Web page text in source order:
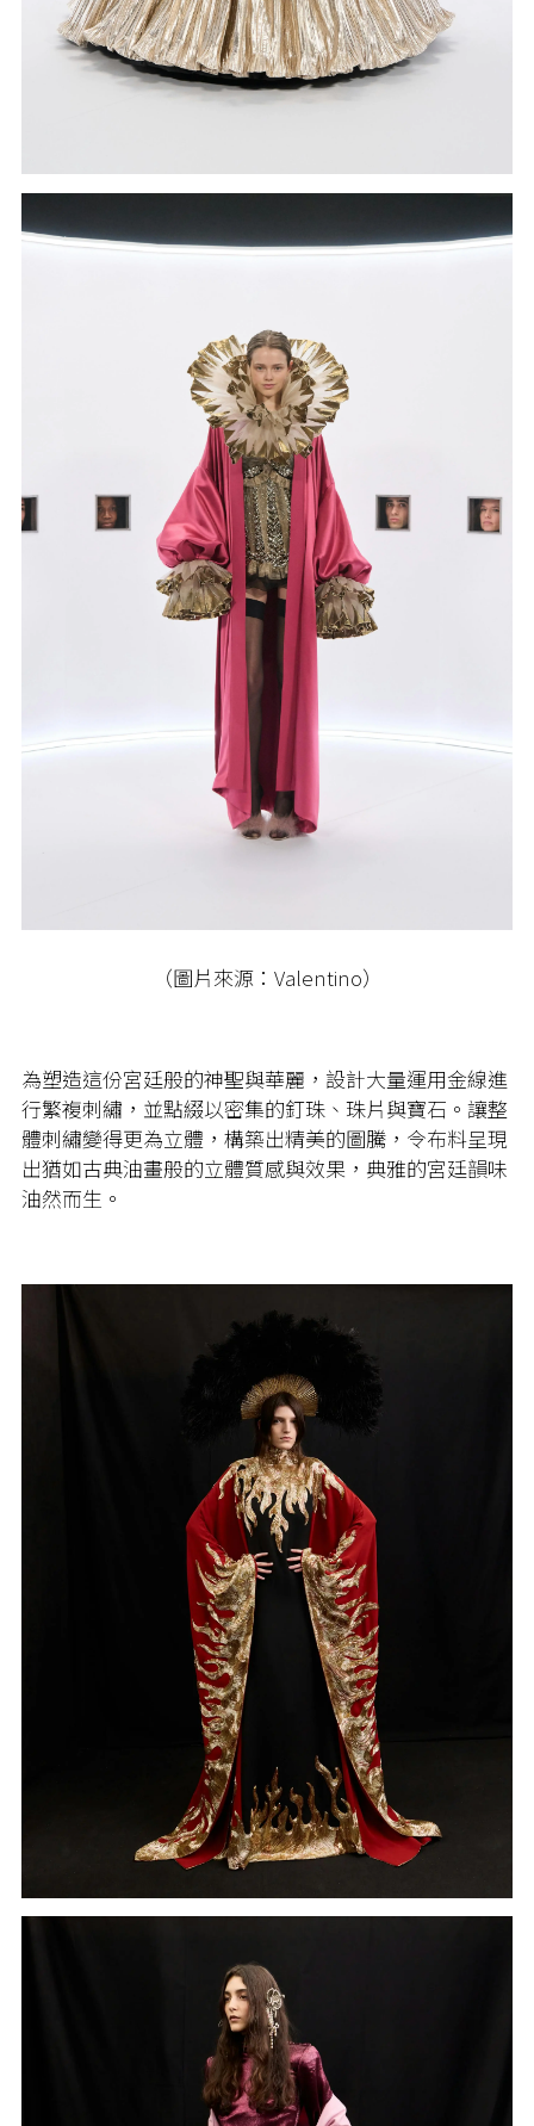
（圖片來源：Valentino）
為塑造這份宮廷般的神聖與華麗，設計大量運用金線進
行繁複刺繡，並點綴以密集的釘珠、珠片與寶石 。讓整
體刺繡變得更為立體，構築出精美的圖騰，令布料呈現
出猶如古典油畫般的立體質感與效果，典雅的宮廷韻味
油然而生。